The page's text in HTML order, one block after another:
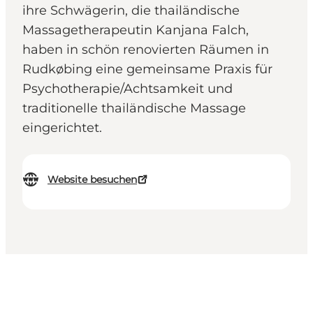
ihre Schwägerin, die thailändische
Massagetherapeutin Kanjana Falch,
haben in schön renovierten Räumen in
Rudkøbing eine gemeinsame Praxis für
Psychotherapie/Achtsamkeit und
traditionelle thailändische Massage
eingerichtet.
Website besuchen